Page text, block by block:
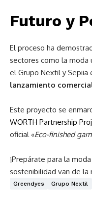
Futuro y
El proceso ha
sectores como la moda
el Grupo Nextil y Sepiia
lanzamiento
Este proyecto se
WORTH Partnership
oficial «Eco-finished
¡Prepárate para la
sostenibilidad van de la
Greendyes Grupo Nextil